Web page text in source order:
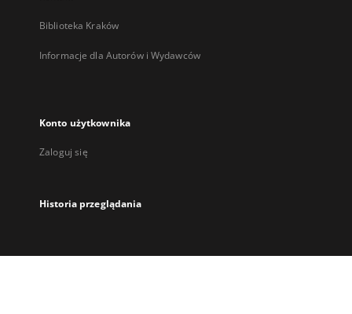
Biblioteka Kraków
Informacje dla Autorów i Wydawców
Konto użytkownika
Zaloguj się
Historia przeglądania